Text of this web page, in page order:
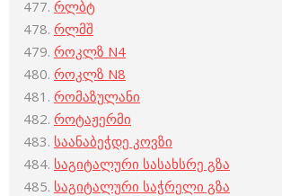
რლბტ
რლმშ
როკლზ N4
როკლზ N8
რომაზულანი
როტაჟერმი
საანაბეჭდე კოვზი
საგიტალური სასახსრე გზა
საგიტალური საჭრელი გზა